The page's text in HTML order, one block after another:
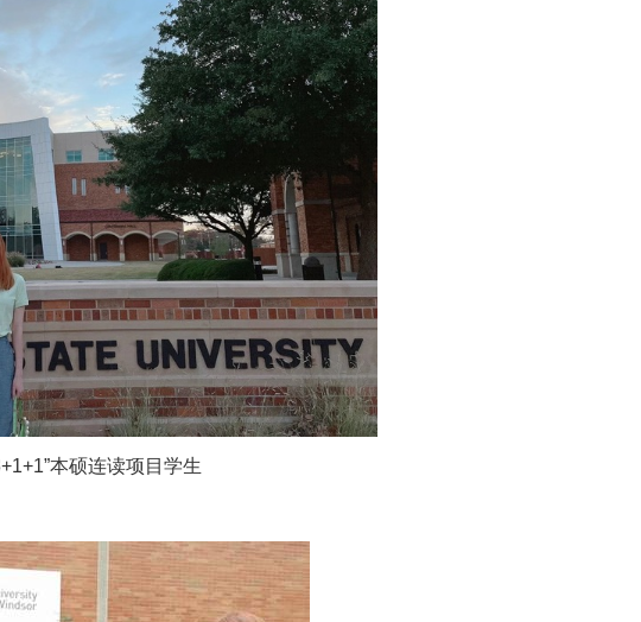
本硕连读项目学生